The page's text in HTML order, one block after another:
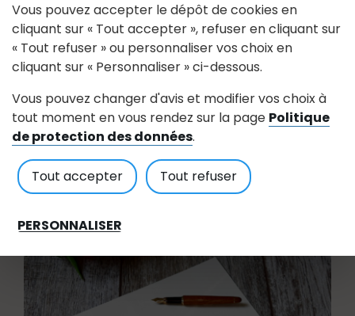
Vous pouvez accepter le dépôt de cookies en
cliquant sur « Tout accepter », refuser en cliquant sur
« Tout refuser » ou personnaliser vos choix en
cliquant sur « Personnaliser » ci-dessous.
Vous pouvez changer d'avis et modifier vos choix à
tout moment en vous rendez sur la page Politique
de protection des données.
Tout accepter Tout refuser
PERSONNALISER
Compte-rendu du Conseil
Municipal du 26 mai 2025
Mis à jour le 08 Août 2025